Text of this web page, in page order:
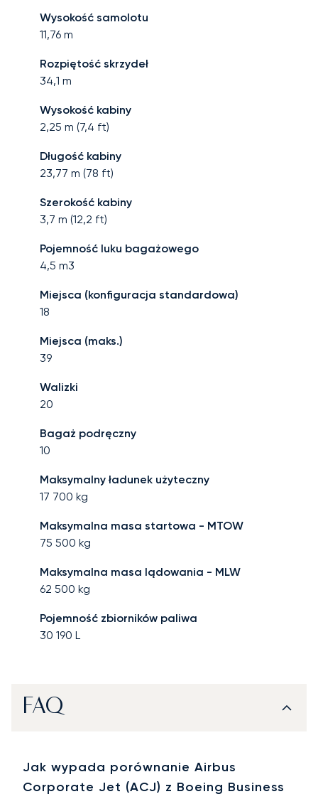
Wysokość samolotu
11,76 m
Rozpiętość skrzydeł
34,1 m
Wysokość kabiny
2,25 m (7,4 ft)
Długość kabiny
23,77 m (78 ft)
Szerokość kabiny
3,7 m (12,2 ft)
Pojemność luku bagażowego
4,5 m3
Miejsca (konfiguracja standardowa)
18
Miejsca (maks.)
39
Walizki
20
Bagaż podręczny
10
Maksymalny ładunek użyteczny
17 700 kg
Maksymalna masa startowa - MTOW
75 500 kg
Maksymalna masa lądowania - MLW
62 500 kg
Pojemność zbiorników paliwa
30 190 L
FAQ
Jak wypada porównanie Airbus
Corporate Jet (ACJ) z Boeing Business